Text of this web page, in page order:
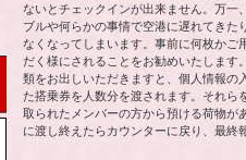
ないとチェックインが出来ません。万一
ブルや何らかの事情で空港に遅れてきた
なくなってしまいます。事前に何枚かご
だく様にされることをお勧めいたします
類をお出しいただきますと、個人情報の
た搭乗券を人数分を渡されます。それら
取られたメンバーの方から預ける荷物が
に渡し終えたらカウンターに戻り、最終